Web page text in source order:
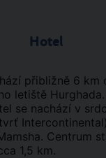
Hotel
přibližně 6 km
letiště Hurghada.
se nachází v
Centrum
1,5 km.